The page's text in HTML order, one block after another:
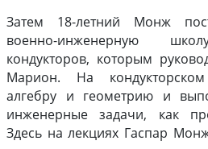
Затем 18-летний Монж
военно-инженерную
кондукторов, которым
Марион. На
алгебру и геометрию и
инженерные задачи, как
Здесь на лекциях Гаспар